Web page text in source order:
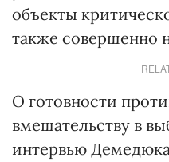
объекты
также совершенно
О готовности
вмешательству в
интервью